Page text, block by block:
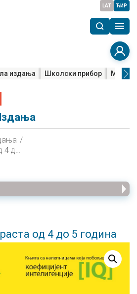
LAT ЋИР
издања Школски прибор Мала
IQ за децу узраста од 4 до 5 година
од 4 до 5 година